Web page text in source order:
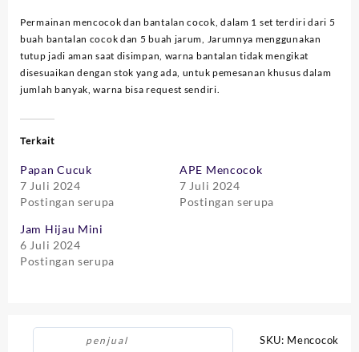
Permainan mencocok dan bantalan cocok, dalam 1 set terdiri dari 5
buah bantalan cocok dan 5 buah jarum, Jarumnya menggunakan
tutup jadi aman saat disimpan, warna bantalan tidak mengikat
disesuaikan dengan stok yang ada, untuk pemesanan khusus dalam
jumlah banyak, warna bisa request sendiri.
Terkait
Papan Cucuk
7 Juli 2024
Postingan serupa
APE Mencocok
7 Juli 2024
Postingan serupa
Jam Hijau Mini
6 Juli 2024
Postingan serupa
penjual SKU: Mencocok